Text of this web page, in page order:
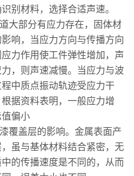
别材料，选择合适声速。
部分有应力存在，固体材
响，当应力方向与传播方向
力作用使工件弹性增加，声
，则声速减慢。当应力与波
中质点振动轨迹受应力干
据资料表明，一般应力增
偏小
盖层的影响。金属表面产
虽与基体材料结合紧密，无
的传播速度是不同的，从而